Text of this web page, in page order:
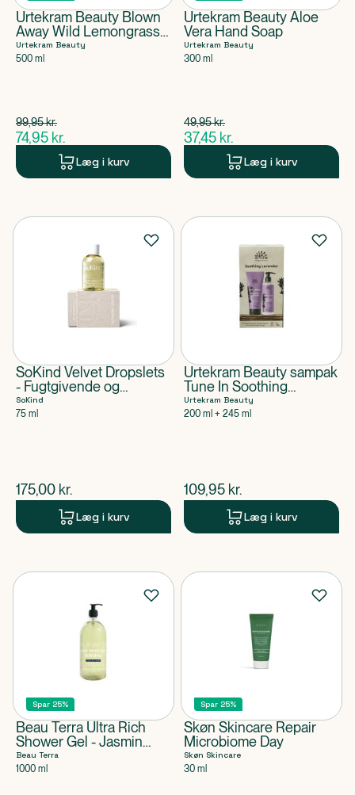
Urtekram Beauty Blown
Away Wild Lemongrass
Body Wash
Urtekram Beauty
500 ml
$gammel pris
99,95kr.
Spar 25,00 kr.
$nuværende pris
74,95 kr.
Læg i kurv
Urtekram Beauty Aloe
Vera Hand Soap
Urtekram Beauty
300 ml
$gammel pris
49,95kr.
Spar 12,50 kr.
$nuværende pris
37,45 kr.
Læg i kurv
SoKind Velvet Dropslets
- Fugtgivende og
plejende badeolie til
baby
SoKind
75 ml
$nuværende pris
175,00 kr.
Læg i kurv
Urtekram Beauty sampak
Tune In Soothing
Lavender Body Lotion &
Body Wash
Urtekram Beauty
200 ml + 245 ml
$nuværende pris
109,95 kr.
Læg i kurv
Spar 25%
Beau Terra Ultra Rich
Shower Gel - Jasmin
Flower
Beau Terra
1000 ml
Spar 25%
Skøn Skincare Repair
Microbiome Day
Skøn Skincare
30 ml